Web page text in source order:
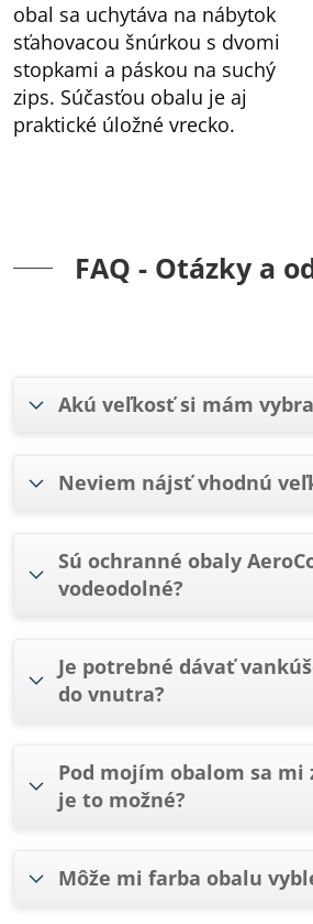
obal sa uchytáva na nábytok
sťahovacou šnúrkou s dvomi
stopkami a páskou na suchý
zips. Súčasťou obalu je aj
praktické úložné vrecko.
FAQ - Otázky a
Akú veľkosť si mám
Neviem nájsť vhodnú
Sú ochranné obaly
vodeodolné?
Je potrebné dávať
do vnutra?
Pod mojím obalom sa mi
je to možné?
Môže mi farba obalu